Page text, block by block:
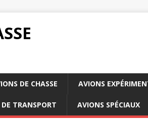
DE CHASSE AVIONS
TRANSPORT AVIONS SPÉCIAUX